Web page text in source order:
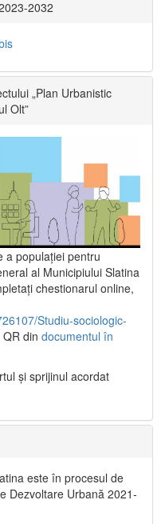
2032
„Plan Urbanistic
Olt”
a populaţiei pentru
al Municipiului Slatina
chestionarul online,
Studiu-sociologic-
din documentul în
şi sprijinul acordat
este în procesul de
Dezvoltare Urbană 2021‐